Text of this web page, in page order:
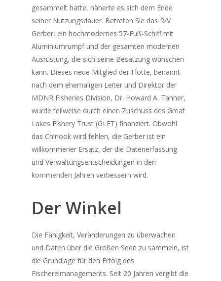
gesammelt hatte, näherte es sich dem Ende
seiner Nutzungsdauer. Betreten Sie das R/V
Gerber, ein hochmodernes 57-Fuß-Schiff mit
Aluminiumrumpf und der gesamten modernen
Ausrüstung, die sich seine Besatzung wünschen
kann. Dieses neue Mitglied der Flotte, benannt
nach dem ehemaligen Leiter und Direktor der
MDNR Fisheries Division, Dr. Howard A. Tanner,
wurde teilweise durch einen Zuschuss des Great
Lakes Fishery Trust (GLFT) finanziert. Obwohl
das Chinookwird fehlen, die Gerber ist ein
willkommener Ersatz, der die Datenerfassung
und Verwaltungsentscheidungen in den
kommenden Jahren verbessern wird.
Der Winkel
Die Fähigkeit, Veränderungen zu überwachen
und Daten über die Großen Seen zu sammeln, ist
die Grundlage für den Erfolg des
Fischereimanagements. Seit 20 Jahren vergibt die